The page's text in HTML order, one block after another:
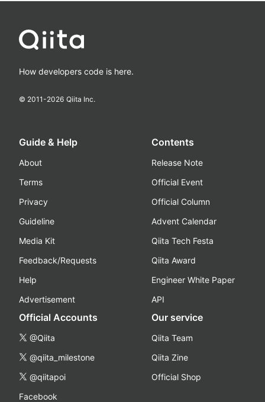
How developers code is here.
© 2011-2026 Qiita Inc.
Guide & Help
About
Terms
Privacy
Guideline
Media Kit
Feedback/Requests
Help
Advertisement
Contents
Release Note
Official Event
Official Column
Advent Calendar
Qiita Tech Festa
Qiita Award
Engineer White Paper
API
Official Accounts
@Qiita
@qiita_milestone
@qiitapoi
Facebook
Our service
Qiita Team
Qiita Zine
Official Shop